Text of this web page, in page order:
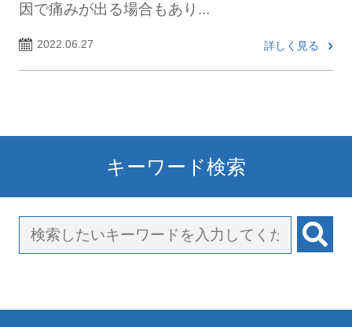
因で痛みが出る場合もあり...
2022.06.27 詳しく見る
キーワード検索